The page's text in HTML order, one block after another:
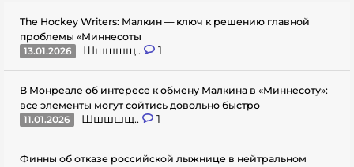
The Hockey Writers: Малкин — ключ к решению главной
проблемы «Миннесоты
13.01.2026
Шшшшщ.. 1
В Монреале об интересе к обмену Малкина в «Миннесоту»:
все элементы могут сойтись довольно быстро
11.01.2026
Шшшшщ.. 1
Финны об отказе российской лыжнице в нейтральном